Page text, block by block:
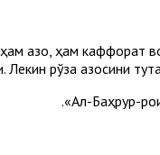
қазо, ҳам
рўза қазосини